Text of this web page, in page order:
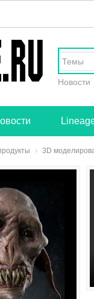
Темы
Новости
› 3D